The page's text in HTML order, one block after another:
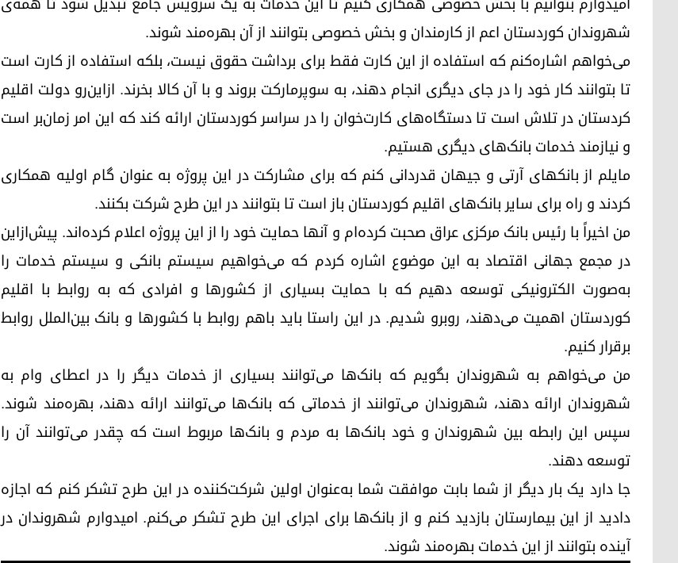
شهروندان کوردستان اعم از کارمندان و بخش خصوصی بتوانند از آن بهره‌مند شوند.
می‌خواهم اشاره‌کنم که استفاده از این کارت فقط برای برداشت حقوق نیست، بلکه استفاده از کارت است
تا بتوانند کار خود را در جای دیگری انجام دهند، به سوپرمارکت بروند و با آن کالا بخرند. ازاین‌رو دولت اقلیم
کردستان در تلاش است تا دستگاه‌های کارت‌خوان را در سراسر کوردستان ارائه کند که این امر زمان‌بر است
و نیازمند خدمات بانک‌های دیگری هستیم.
مایلم از بانکهای آرتی و جیهان قدردانی کنم که برای مشارکت در این پروژه به عنوان گام اولیه همکاری
کردند و راه برای سایر بانک‌های اقلیم کوردستان باز است تا بتوانند در این طرح شرکت بکنند.
من اخیراً با رئیس بانک مرکزی عراق صحبت کرده‌ام و آنها حمایت خود را از این پروژه اعلام کرده‌اند. پیش‌ازاین
در مجمع جهانی اقتصاد به این موضوع اشاره کردم که می‌خواهیم سیستم بانکی و سیستم خدمات را
به‌صورت الکترونیکی توسعه دهیم که با حمایت بسیاری از کشورها و افرادی که به روابط با اقلیم
کوردستان اهمیت می‌دهند، روبرو شدیم. در این راستا باید باهم روابط با کشورها و بانک بین‌الملل روابط
برقرار کنیم.
من می‌خواهم به شهروندان بگویم که بانک‌ها می‌توانند بسیاری از خدمات دیگر را در اعطای وام به
شهروندان ارائه دهند، شهروندان می‌توانند از خدماتی که بانک‌ها می‌توانند ارائه دهند، بهره‌مند شوند.
سپس این رابطه بین شهروندان و خود بانک‌ها بە مردم و بانک‌ها مربوط است که چقدر می‌توانند آن را
توسعه دهند.
جا دارد یک بار دیگر از شما بابت موافقت شما به‌عنوان اولین شرکت‌کننده در این طرح تشکر کنم که اجازه
دادید از این بیمارستان بازدید کنم و از بانک‌ها برای اجرای این طرح تشکر می‌کنم. امیدوارم شهروندان در
آینده بتوانند از این خدمات بهره‌مند شوند.